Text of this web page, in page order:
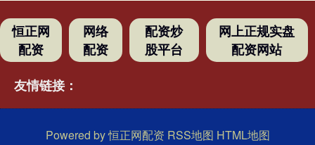
恒正网
配资
网络
配资
配资炒
股平台
网上正规实盘
配资网站
友情链接：
Powered by恒正网配资 RSS地图 HTML地图